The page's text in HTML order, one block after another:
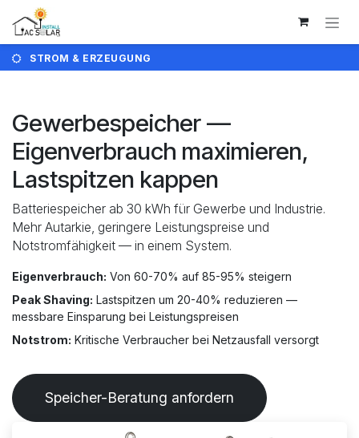
Zum Inhalt springen
STROM & ERZEUGUNG
Gewerbespeicher —
Eigenverbrauch maximieren,
Lastspitzen kappen
Batteriespeicher ab 30 kWh für Gewerbe und Industrie.
Mehr Autarkie, geringere Leistungspreise und
Notstromfähigkeit — in einem System.
Eigenverbrauch: Von 60-70% auf 85-95% steigern
Peak Shaving: Lastspitzen um 20-40% reduzieren —
messbare Einsparung bei Leistungspreisen
Notstrom: Kritische Verbraucher bei Netzausfall versorgt
Speicher-Beratung anfordern